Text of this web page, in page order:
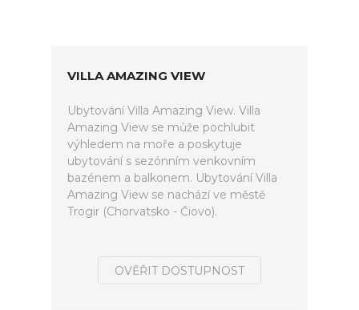
VILLA AMAZING VIEW
Ubytování Villa Amazing View. Villa
Amazing View se může pochlubit
výhledem na moře a poskytuje
ubytování s sezónním venkovním
bazénem a balkonem. Ubytování Villa
Amazing View se nachází ve městě
Trogir (Chorvatsko - Čiovo).
OVĚŘIT DOSTUPNOST